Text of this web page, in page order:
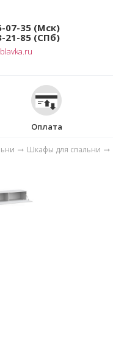
07-35 (Мск)
21-85 (СПб)
Оплата
Шкафы для спальни